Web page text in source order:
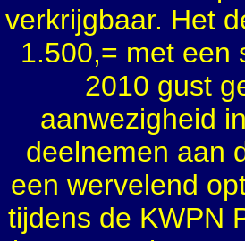
verkrijgbaar. Het
1.500,= met een
2010 gust
aanwezigheid
deelnemen aan
een wervelend
tijdens de KWPN